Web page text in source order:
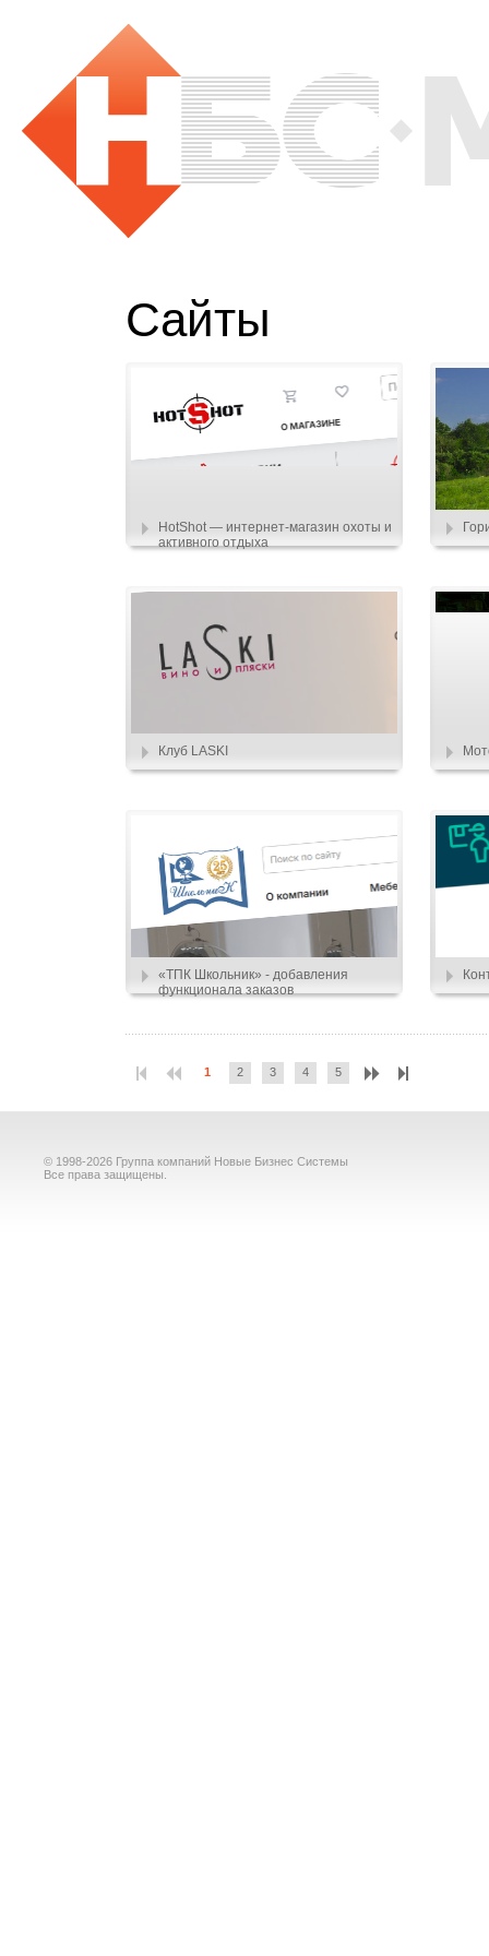
Сайты
HotShot — интернет-магазин охоты и
активного отдыха
Клуб LASKI
«ТПК Школьник» - добавления
функционала заказов
1 2 3 4 5
© 1998-2026 Группа компаний Новые Бизнес Системы
Все права защищены.